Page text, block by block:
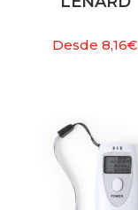
Desde8,16€